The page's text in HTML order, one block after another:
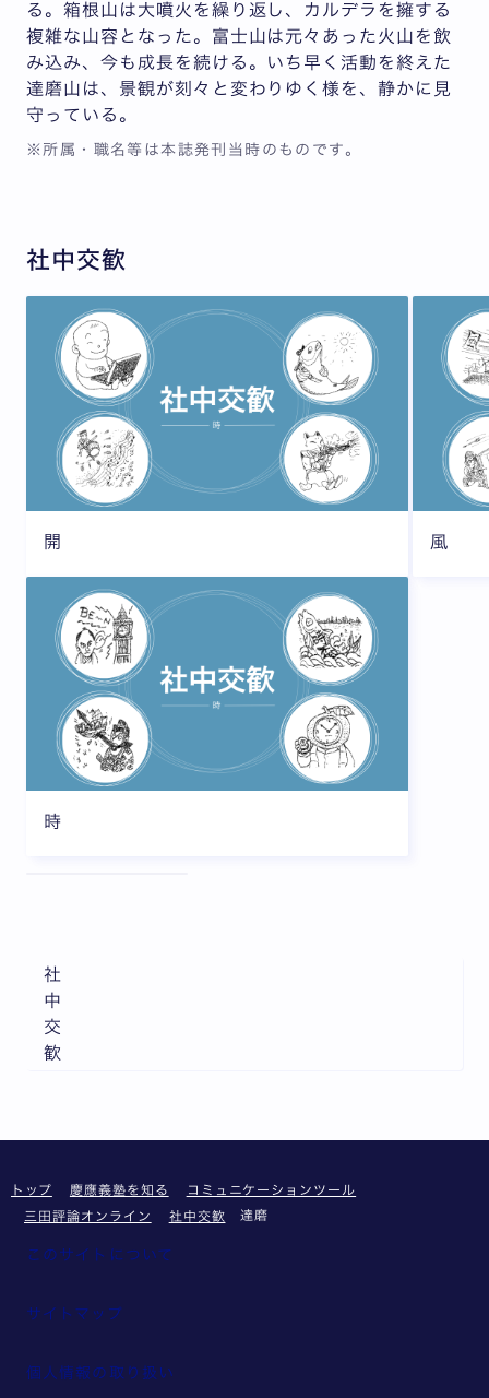
る。箱根山は大噴火を繰り返し、カルデラを擁する
複雑な山容となった。富士山は元々あった火山を飲
み込み、今も成長を続ける。いち早く活動を終えた
達磨山は、景観が刻々と変わりゆく様を、静かに見
守っている。
※所属・職名等は本誌発刊当時のものです。
社中交歓
開
時
風
社
中
交
歓
トップ 慶應義塾を知る
コミュニケーションツール
三田評論オンライン
社中交歓 達磨
このサイトについて
サイトマップ
個人情報の取り扱い